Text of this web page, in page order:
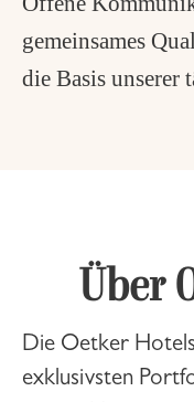
gemeinsames
die Basis unserer t
Über
Die Oetker
exklusivsten